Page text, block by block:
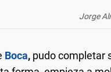
Jorge
Boca, pudo completar